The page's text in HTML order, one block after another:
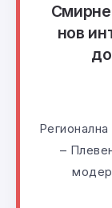
нов
–